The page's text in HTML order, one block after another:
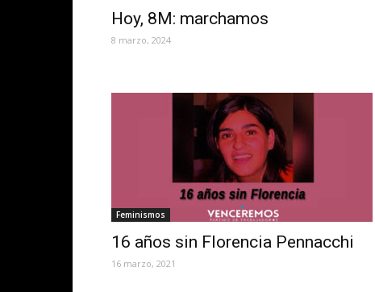
Hoy, 8M: marchamos
8 marzo, 2024
Feminismos
16 años sin Florencia Pennacchi
16 marzo, 2021